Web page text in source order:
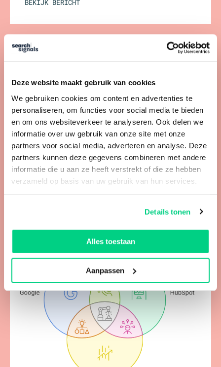
Deze website maakt gebruik van cookies
We gebruiken cookies om content en advertenties te
personaliseren, om functies voor social media te bieden
en om ons websiteverkeer te analyseren. Ook delen we
informatie over uw gebruik van onze site met onze
partners voor social media, adverteren en analyse. Deze
partners kunnen deze gegevens combineren met andere
informatie die u aan ze heeft verstrekt of die ze hebben
verzameld op basis van uw gebruik van hun services.
Details tonen
Alles toestaan
Aanpassen
BEKIJK BERICHT
Instappen in AI, ben je al te laat?